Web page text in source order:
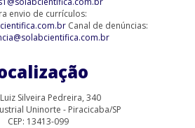
sem Aquecimento - 6 Provas (SL-
Aquecimento para Laboratório | Solab
envio de currículos:
Canal de denúncias:
Silveira Pedreira, 340
Uninorte - Piracicaba/SP
CEP: 13413-099